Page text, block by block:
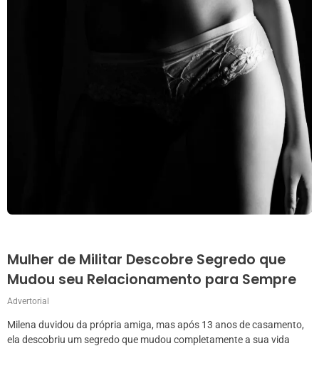
Mulher de Militar Descobre Segredo que
Mudou seu Relacionamento para Sempre
Advertorial
Milena duvidou da própria amiga, mas após 13 anos de casamento,
ela descobriu um segredo que mudou completamente a sua vida